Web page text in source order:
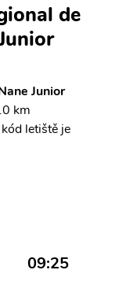
de
Junior
km
letiště je
09:25